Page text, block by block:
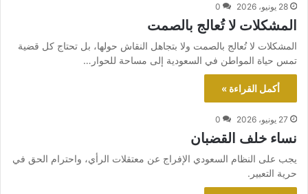
28 يونيو، 2026 0
المشكلات لا تُعالج بالصمت
المشكلات لا تُعالج بالصمت ولا بتجاهل النقاش حولها، بل تحتاج كل قضية
تمس حياة المواطن في السعودية إلى مساحة للحوار…
أكمل القراءة »
27 يونيو، 2026 0
نساء خلف القضبان
يجب على النظام السعودي الإفراج عن معتقلات الرأي، واحترام الحق في
حرية التعبير.